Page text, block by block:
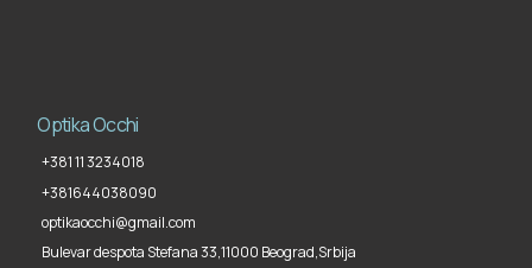
Optika Occhi
+381 11 3234018
+381644038090
optikaocchi@gmail.com
Bulevar despota Stefana 33,11000 Beograd,Srbija